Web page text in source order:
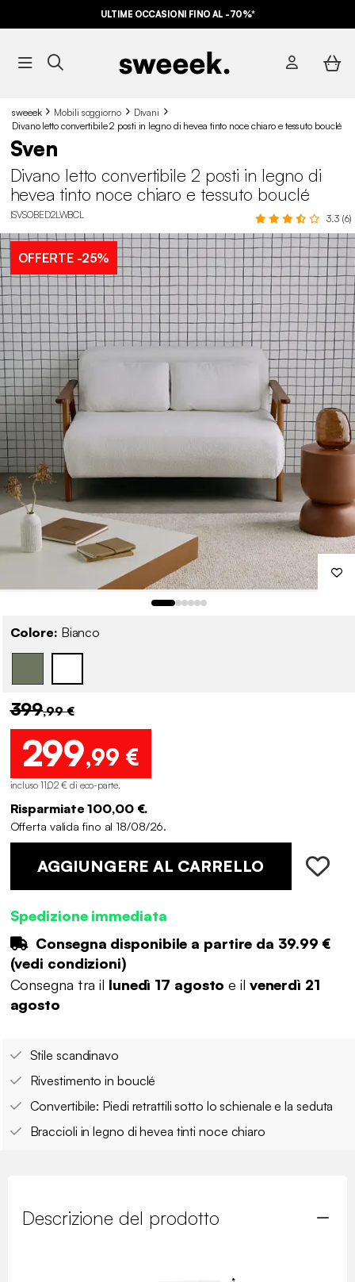
ULTIME OCCASIONI FINO AL -70%*
sweeek Mobili soggiorno
Divani
Divano letto convertibile 2 posti in legno di hevea tinto noce chiaro e tessuto bouclé
Sven
Divano letto convertibile 2 posti in legno di
hevea tinto noce chiaro e tessuto bouclé
ISVSOBED2LWBCL 3.3 (6)
OFFERTE-25%
Colore: Bianco
399,99 €
299,99 €
incluso 11,02 € di eco-parte.
Risparmiate 100,00 €.
Offerta valida fino al 18/08/26.
AGGIUNGERE AL CARRELLO
Spedizione immediata
Consegna disponibile a partire da 39.99 €
(vedi condizioni)
Consegna tra il lunedì 17 agosto e il venerdì 21
agosto
Stile scandinavo
Rivestimento in bouclé
Convertibile: Piedi retrattili sotto lo schienale e la seduta
Braccioli in legno di hevea tinti noce chiaro
Descrizione del prodotto